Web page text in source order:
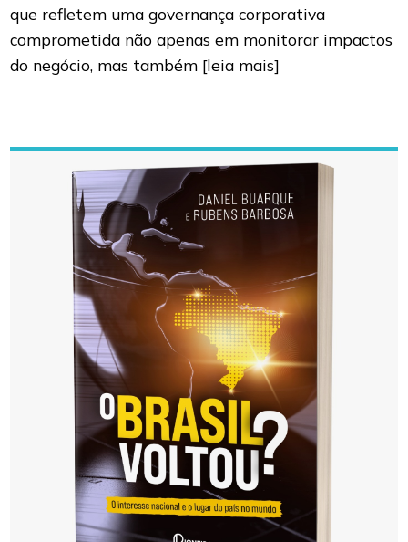
que refletem uma governança corporativa
comprometida não apenas em monitorar impactos
do negócio, mas também [leia mais]